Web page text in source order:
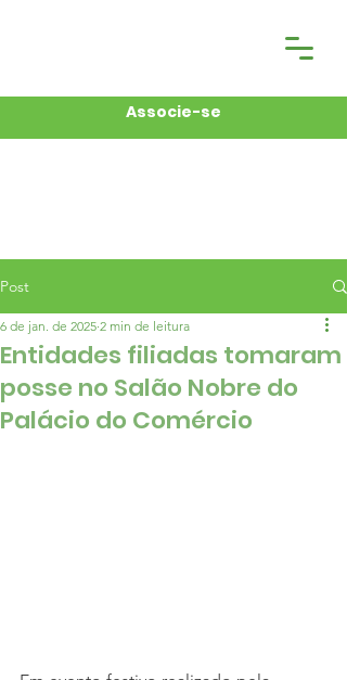
Associe-se
Post
Entidades filiadas tomaram
posse no Salão Nobre do
Palácio do Comércio
6 de jan. de 2025 2 min de leitura